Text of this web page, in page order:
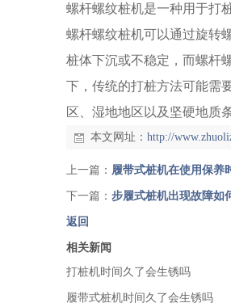
螺杆螺纹桩机是一种用于打
螺杆螺纹桩机可以通过旋转
桩体下沉或不稳定，而螺杆
下，传统的打桩方法可能需
区、湿地地区以及坚硬地质
本文网址： http://
上一篇： 履带式桩机在使用保养
下一篇： 步履式桩机出现故障如
返回
相关新闻
打桩机时间久了会生锈吗
履带式桩机时间久了会生锈吗